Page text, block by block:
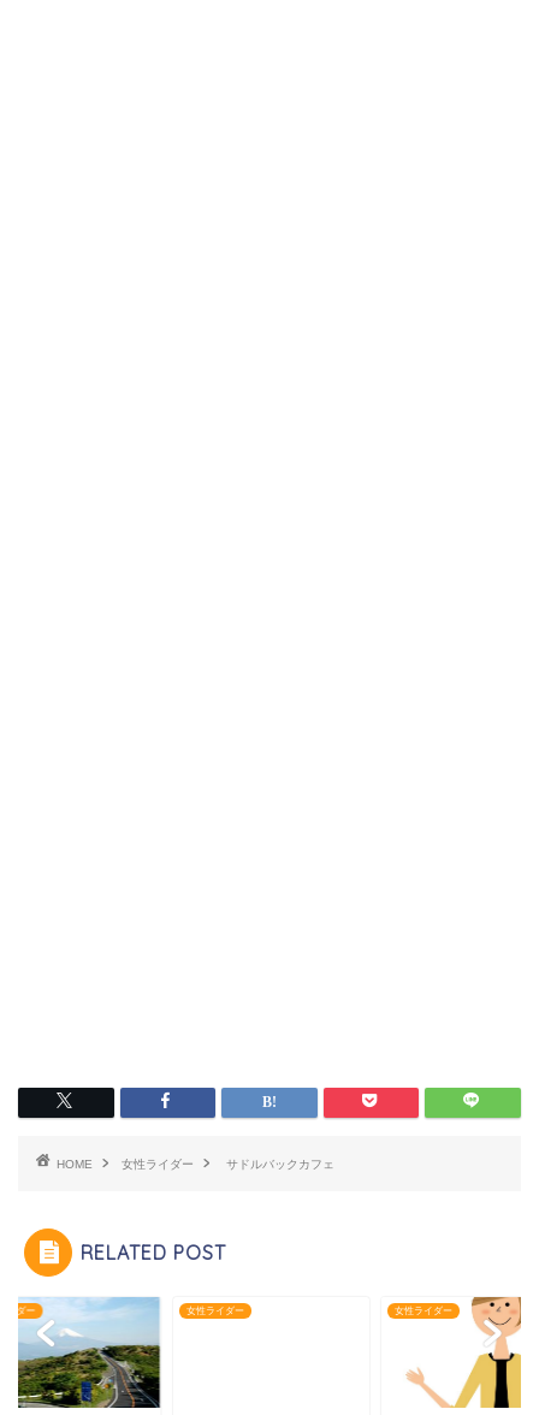
HOME 女性ライダー サドルバックカフェ
RELATED POST
イダー 女性ライダー 女性ライダー